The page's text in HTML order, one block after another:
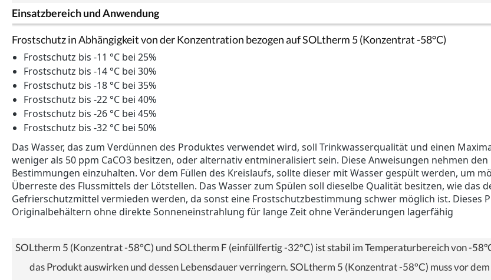
Einsatzbereich und Anwendung
Frostschutz in Abhängigkeit von der Konzentration bezogen auf SOLtherm 5 (Konzentrat -58°C)
Frostschutz bis -11 °C bei 25%
Frostschutz bis -14 °C bei 30%
Frostschutz bis -18 °C bei 35%
Frostschutz bis -22 °C bei 40%
Frostschutz bis -26 °C bei 45%
Frostschutz bis -32 °C bei 50%
Das Wasser, das zum Verdünnen des Produktes verwendet wird, soll Trinkwasserqualität und einen
weniger als 50 ppm CaCO3 besitzen, oder alternativ entmineralisiert sein. Diese Anweisungen nehmen
Bestimmungen einzuhalten. Vor dem Füllen des Kreislaufs, sollte dieser mit Wasser gespült werden, um
Überreste des Flussmittels der Lötstellen. Das Wasser zum Spülen soll dieselbe Qualität besitzen, wie das
Gefrierschutzmittel vermieden werden, da sonst eine Frostschutzbestimmung schwer möglich ist. Dieses
Originalbehältern ohne direkte Sonneneinstrahlung für lange Zeit ohne Veränderungen lagerfähig
SOLtherm 5 (Konzentrat -58°C) und SOLtherm F (einfüllfertig -32°C) ist stabil im Temperaturbereich von -
das Produkt auswirken und dessen Lebensdauer verringern. SOLtherm 5 (Konzentrat -58°C) muss vor